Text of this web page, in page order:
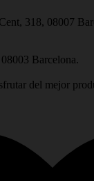
318, 08007
Barcelona.
del mejor